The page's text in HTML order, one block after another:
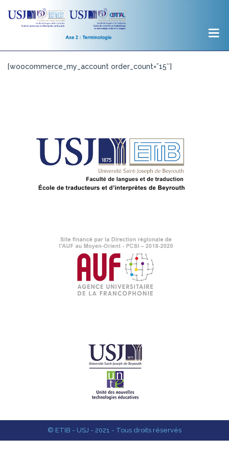
[woocommerce_my_account order_count=”15″]
© ETIB - USJ - 2021 - Tous droits réservés